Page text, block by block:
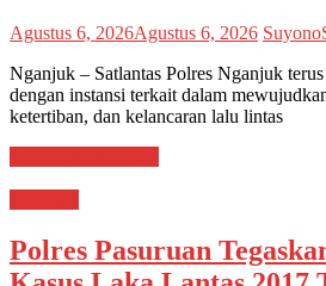
Agustus 6, 2026Agustus 6, 2026
Nganjuk – Satlantas Polres Nganjuk
dengan instansi terkait dalam
ketertiban, dan kelancaran lalu lintas
Polres Pasuruan